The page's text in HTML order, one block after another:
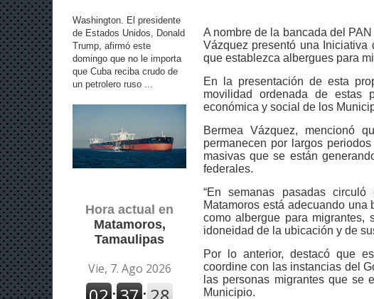
Washington. El presidente
de Estados Unidos, Donald
Trump, afirmó este
domingo que no le importa
que Cuba reciba crudo de
un petrolero ruso ...
Hora actual en
Matamoros,
Tamaulipas
A nombre de la bancada del
Vázquez presentó una
que establezca albergues para
En la presentación de esta
movilidad ordenada de estas
económica y social de los
Bermea Vázquez, mencionó
permanecen por largos
masivas que se están
federales.
“En semanas pasadas
Matamoros está adecuando
como albergue para migrantes,
idoneidad de la ubicación y de
Por lo anterior, destacó que
coordine con las instancias del
las personas migrantes que se
Municipio.